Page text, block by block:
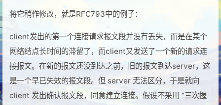
将它稍作修改，就是RFC793中的例子：
client发出的第一个连接请求报文段并没有丢失，而是在某个
网络结点长时间的滞留了，而client又发送了一个新的请求连
接报文。在新的报文还没到达之前，旧的报文到达server，这
是一个早已失效的报文段。但 server 无法区分，于是就向
client 发出确认报文段，同意建立连接。假设不采用 “三次握